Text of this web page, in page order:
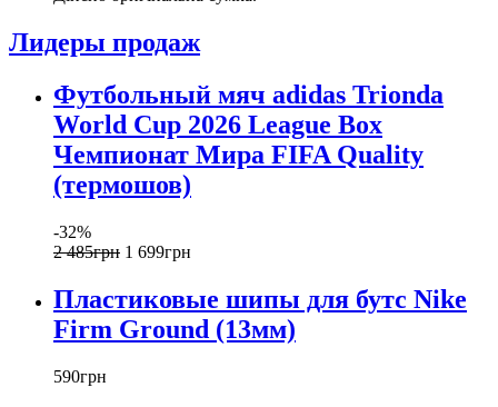
Лидеры продаж
Футбольный мяч adidas Trionda
World Cup 2026 League Box
Чемпионат Мира FIFA Quality
(термошов)
-32%
2 485грн 1 699грн
Пластиковые шипы для бутс Nike
Firm Ground (13мм)
590грн